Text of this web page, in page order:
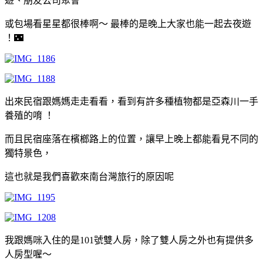
或包場看星星都很棒啊～ 最棒的是晚上大家也能一起去夜遊
！🌃
出來民宿跟媽媽走走看看，看到有許多種植物都是亞森川一手
養殖的唷 ！
而且民宿座落在檳榔路上的位置，讓早上晚上都能看見不同的
獨特景色，
這也就是我們喜歡來南台灣旅行的原因呢
我跟媽咪入住的是101號雙人房，除了雙人房之外也有提供多
人房型喔～